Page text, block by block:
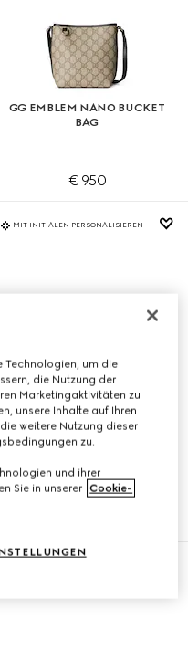
GG EMBLEM NANO BUCKET
BAG
€ 950
MIT INITIALEN PERSONALISIEREN
KLEINE GG EMBLEM BUCKET
Technologien, um die
die Nutzung der
Marketingaktivitäten zu
unsere Inhalte auf Ihren
weitere Nutzung dieser
zu.
und ihrer
Sie in unserer Cookie-